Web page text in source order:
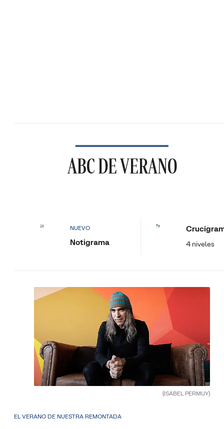
ABC DE VERANO
NUEVO
Notigrama 4 niveles
(ISABEL PERMUY)
EL VERANO DE NUESTRA REMONTADA